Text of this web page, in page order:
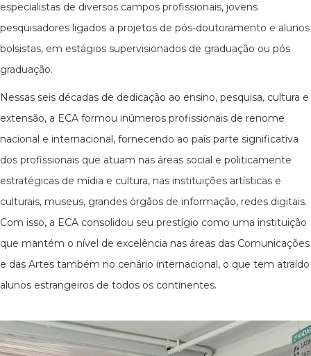
especialistas de diversos campos profissionais, jovens
pesquisadores ligados a projetos de pós-doutoramento e alunos
bolsistas, em estágios supervisionados de graduação ou pós
graduação.
Nessas seis décadas de dedicação ao ensino, pesquisa, cultura e
extensão, a ECA formou inúmeros profissionais de renome
nacional e internacional, fornecendo ao país parte significativa
dos profissionais que atuam nas áreas social e politicamente
estratégicas de mídia e cultura, nas instituições artísticas e
culturais, museus, grandes órgãos de informação, redes digitais.
Com isso, a ECA consolidou seu prestígio como uma instituição
que mantém o nível de excelência nas áreas das Comunicações
e das Artes também no cenário internacional, o que tem atraído
alunos estrangeiros de todos os continentes.